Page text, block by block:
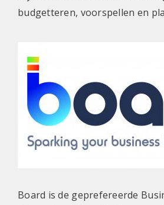
budgetteren, voorspellen en
Board is de geprefereerde